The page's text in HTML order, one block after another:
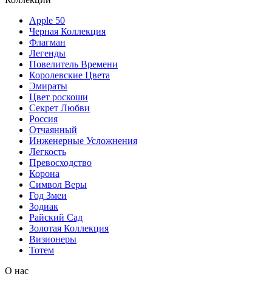
Apple 50
Черная Коллекция
Флагман
Легенды
Повелитель Времени
Королевские Цвета
Эмираты
Цвет роскоши
Секрет Любви
Россия
Отчаянный
Инженерные Усложнения
Легкость
Превосходство
Корона
Символ Веры
Год Змеи
Зодиак
Райский Сад
Золотая Коллекция
Визионеры
Тотем
О нас